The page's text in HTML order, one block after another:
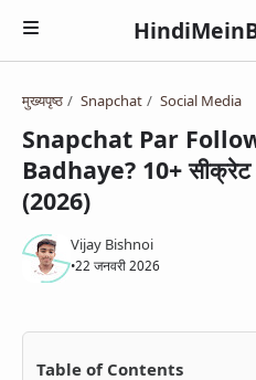
Artificial Intelligence
Technology
Computer
Blogger
Blogging
Chatbot
Google Assistant
Health
Women Health
Periods
Online Earning
Finance
Courses
मुख्यपृष्ठ Snapchat Social Media
Snapchat Par
Badhaye? 10+ सीक्रेट
(2026)
Vijay Bishnoi
•22 जनवरी 2026
Table of Contents